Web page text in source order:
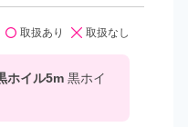
取扱あり 取扱なし
ホイル5m 黒ホイ